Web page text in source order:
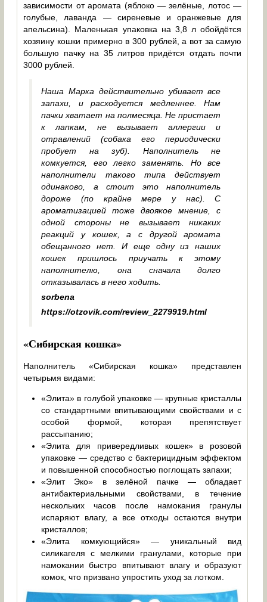
зависимости от аромата (яблоко — зелёные, лотос —
голубые, лаванда — сиреневые и оранжевые для
апельсина). Маленькая упаковка на 3,8 л обойдётся
хозяину кошки примерно в 300 рублей, а вот за самую
большую пачку на 35 литров придётся отдать почти
3000 рублей.
Наша Марка действительно убивает все
запахи, и расходуется медленнее. Нам
пачки хватает на полмесяца. Не пристает
к лапкам, не вызывает аллергии и
отравлений (собака его периодически
пробует на зуб). Наполнитель не
комкуется, его легко заменять. Но все
наполнители такого типа действует
одинаково, а стоит это наполнитель
дороже (по крайне мере у нас). С
ароматизацией тоже двоякое мнение, с
одной стороны не вызывает никаких
реакций у кошек, а с другой аромата
обещанного нет. И еще одну из наших
кошек пришлось приучать к этому
наполнителю, она сначала долго
отказывалась в него ходить.
sorbena
https://otzovik.com/review_2279919.html
«Сибирская кошка»
Наполнитель «Сибирская кошка» представлен
четырьмя видами:
«Элита» в голубой упаковке — крупные кристаллы
со стандартными впитывающими свойствами и с
особой формой, которая препятствует
рассыпанию;
«Элита для привередливых кошек» в розовой
упаковке — средство с бактерицидным эффектом
и повышенной способностью поглощать запахи;
«Элит Эко» в зелёной пачке — обладает
антибактериальными свойствами, в течение
нескольких часов после намокания гранулы
испаряют влагу, а все отходы остаются внутри
кристаллов;
«Элита комкующийся» — уникальный вид
силикагеля с мелкими гранулами, которые при
намокании быстро впитывают влагу и образуют
комок, что призвано упростить уход за лотком.